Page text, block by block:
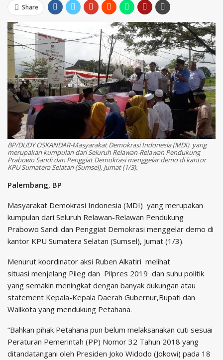
Share
BP/DUDY OSKANDAR-Masyarakat Demokrasi Indonesia (MDI) yang
merupakan kumpulan dari Seluruh Relawan-Relawan Pendukung
Prabowo Sandi dan Penggiat Demokrasi menggelar demo di kantor
KPU Sumatera Selatan (Sumsel), Jumat (1/3).
Palembang, BP
Masyarakat Demokrasi Indonesia (MDI) yang merupakan
kumpulan dari Seluruh Relawan-Relawan Pendukung
Prabowo Sandi dan Penggiat Demokrasi menggelar demo di
kantor KPU Sumatera Selatan (Sumsel), Jumat (1/3).
Menurut koordinator aksi Ruben Alkatiri melihat
situasi menjelang Pileg dan Pilpres 2019 dan suhu politik
yang semakin meningkat dengan banyak dukungan atau
statement Kepala-Kepala Daerah Gubernur,Bupati dan
Walikota yang mendukung Petahana.
“Bahkan pihak Petahana pun belum melaksanakan cuti sesuai
Peraturan Pemerintah (PP) Nomor 32 Tahun 2018 yang
ditandatangani oleh Presiden Joko Widodo (Jokowi) pada 18